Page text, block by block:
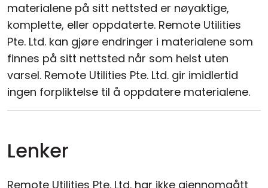
materialene på sitt nettsted er nøyaktige,
komplette, eller oppdaterte. Remote Utilities
Pte. Ltd. kan gjøre endringer i materialene som
finnes på sitt nettsted når som helst uten
varsel. Remote Utilities Pte. Ltd. gir imidlertid
ingen forpliktelse til å oppdatere materialene.
Lenker
Remote Utilities Pte. Ltd. har ikke gjennomgått